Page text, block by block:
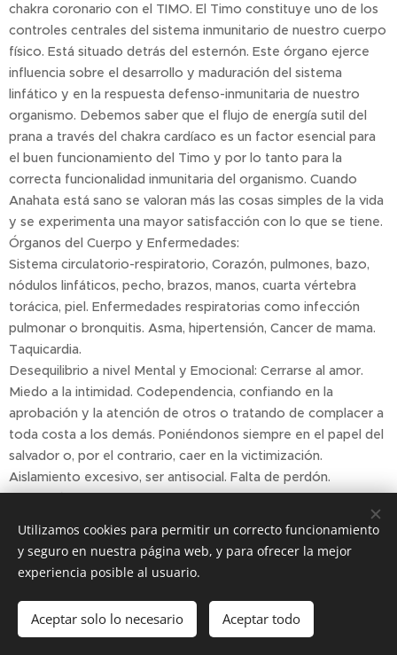
chakra coronario con el TIMO. El Timo constituye uno de los
controles centrales del sistema inmunitario de nuestro cuerpo
físico. Está situado detrás del esternón. Este órgano ejerce
influencia sobre el desarrollo y maduración del sistema
linfático y en la respuesta defenso-inmunitaria de nuestro
organismo. Debemos saber que el flujo de energía sutil del
prana a través del chakra cardíaco es un factor esencial para
el buen funcionamiento del Timo y por lo tanto para la
correcta funcionalidad inmunitaria del organismo. Cuando
Anahata está sano se valoran más las cosas simples de la vida
y se experimenta una mayor satisfacción con lo que se tiene.
Órganos del Cuerpo y Enfermedades:
Sistema circulatorio-respiratorio, Corazón, pulmones, bazo,
nódulos linfáticos, pecho, brazos, manos, cuarta vértebra
torácica, piel. Enfermedades respiratorias como infección
pulmonar o bronquitis. Asma, hipertensión, Cancer de mama.
Taquicardia.
Desequilibrio a nivel Mental y Emocional: Cerrarse al amor.
Miedo a la intimidad. Codependencia, confiando en la
aprobación y la atención de otros o tratando de complacer a
toda costa a los demás. Poniéndonos siempre en el papel del
salvador o, por el contrario, caer en la victimización.
Aislamiento excesivo, ser antisocial. Falta de perdón.
Depresión, Soledad, insensibilidad, una actitud pasiva y triste,
evitando las relaciones interpersonales, pensamientos
negativos y miedo a expresar los sentimientos por miedo al
rechazo. Tristeza, desequilibrio y desconexión del mundo.
Sacrificar el bienestar propio en nombre del amor. Culpa y
remordimiento. Frialdad. Dureza.
Utilizamos cookies para permitir un correcto funcionamiento
y seguro en nuestra página web, y para ofrecer la mejor
experiencia posible al usuario.
Aceptar solo lo necesario Aceptar todo